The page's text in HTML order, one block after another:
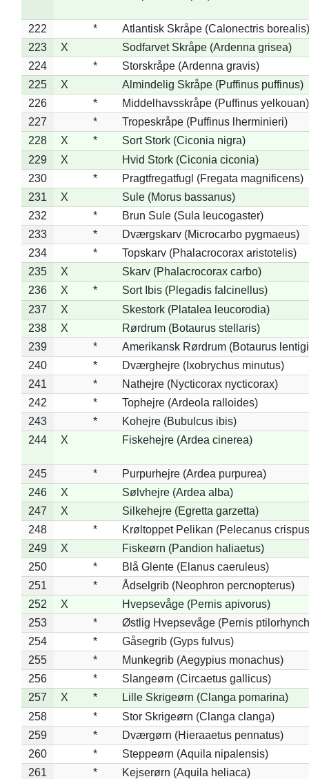
222 *
Atlantisk Skråpe (Calonectris borealis)
223
X
Sodfarvet Skråpe (Ardenna grisea)
224
*
Storskråpe (Ardenna gravis)
225
X
Almindelig Skråpe (Puffinus puffinus)
226
*
Middelhavsskråpe (Puffinus yelkouan)
227
*
Tropeskråpe (Puffinus lherminieri)
228
X *
Sort Stork (Ciconia nigra)
229
X
Hvid Stork (Ciconia ciconia)
230
*
Pragtfregatfugl (Fregata magnificens)
231
X
Sule (Morus bassanus)
232
*
Brun Sule (Sula leucogaster)
233
*
Dværgskarv (Microcarbo pygmaeus)
234
*
Topskarv (Phalacrocorax aristotelis)
235
X
Skarv (Phalacrocorax carbo)
236
X *
Sort Ibis (Plegadis falcinellus)
237
X
Skestork (Platalea leucorodia)
238
X
Rørdrum (Botaurus stellaris)
239
*
Amerikansk Rørdrum (Botaurus
240
*
Dværghejre (Ixobrychus minutus)
241
*
Nathejre (Nycticorax nycticorax)
242
*
Tophejre (Ardeola ralloides)
243
*
Kohejre (Bubulcus ibis)
244
X Fiskehejre (Ardea cinerea)
245 *
Purpurhejre (Ardea purpurea)
246
X
Sølvhejre (Ardea alba)
247
X
Silkehejre (Egretta garzetta)
248
*
Krøltoppet Pelikan (Pelecanus
249
X
Fiskeørn (Pandion haliaetus)
250
*
Blå Glente (Elanus caeruleus)
251
*
Ådselgrib (Neophron percnopterus)
252
X
Hvepsevåge (Pernis apivorus)
253
*
Østlig Hvepsevåge (Pernis
254
*
Gåsegrib (Gyps fulvus)
255
*
Munkegrib (Aegypius monachus)
256
*
Slangeørn (Circaetus gallicus)
257
X *
Lille Skrigeørn (Clanga pomarina)
258
*
Stor Skrigeørn (Clanga clanga)
259
*
Dværgørn (Hieraaetus pennatus)
260
*
Steppeørn (Aquila nipalensis)
261
*
Kejserørn (Aquila heliaca)